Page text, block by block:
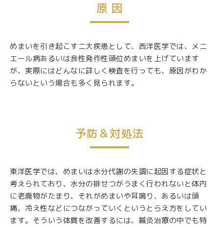
原 因
めまいを引き起こすニ大疾患として、西洋医学では、メニ
エール病あるいは良性発作性頭位めまいを上げています
が、実際にはどんなに詳しく検査を行っても、原因がわか
らないという場合も多く見られます。
予防＆対処法
東洋医学では、めまいは水分代謝の失調に起因する症状と
考えられており、水分の排せつがうまく行われないと体内
に老廃物がたまり、それがめまいや耳鳴り、あるいは頭
痛、冷え性などにつながっていくというとらえ方をしてい
ます。そういう体質を改善するには、鍼灸治療の中でも特